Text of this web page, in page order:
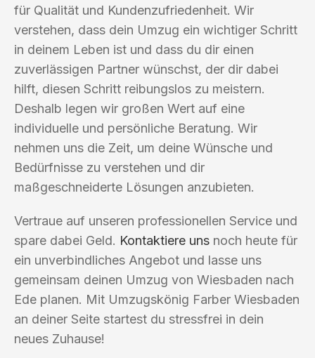
für Qualität und Kundenzufriedenheit. Wir
verstehen, dass dein Umzug ein wichtiger Schritt
in deinem Leben ist und dass du dir einen
zuverlässigen Partner wünschst, der dir dabei
hilft, diesen Schritt reibungslos zu meistern.
Deshalb legen wir großen Wert auf eine
individuelle und persönliche Beratung. Wir
nehmen uns die Zeit, um deine Wünsche und
Bedürfnisse zu verstehen und dir
maßgeschneiderte Lösungen anzubieten.
Vertraue auf unseren professionellen Service und
spare dabei Geld. Kontaktiere uns noch heute für
ein unverbindliches Angebot und lasse uns
gemeinsam deinen Umzug von Wiesbaden nach
Ede planen. Mit Umzugskönig Farber Wiesbaden
an deiner Seite startest du stressfrei in dein
neues Zuhause!